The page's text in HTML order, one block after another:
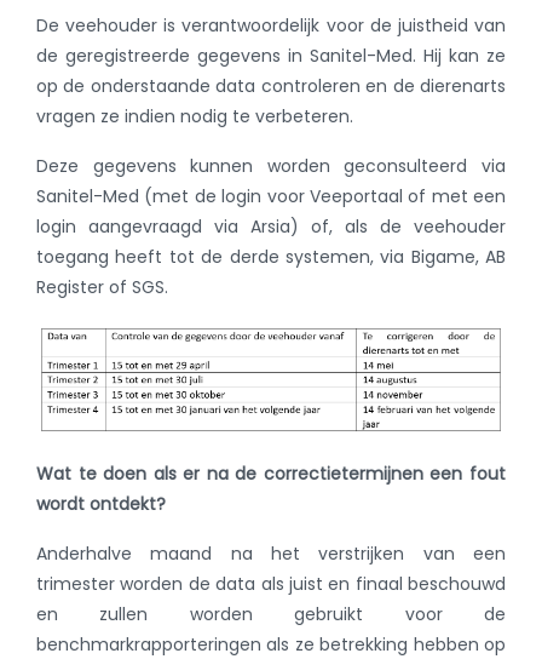
De veehouder is verantwoordelijk voor de juistheid van
de geregistreerde gegevens in Sanitel-Med. Hij kan ze
op de onderstaande data controleren en de dierenarts
vragen ze indien nodig te verbeteren.
Deze gegevens kunnen worden geconsulteerd via
Sanitel-Med (met de login voor Veeportaal of met een
login aangevraagd via Arsia) of, als de veehouder
toegang heeft tot de derde systemen, via Bigame, AB
Register of SGS.
Wat te doen als er na de correctietermijnen een fout
wordt ontdekt?
Anderhalve maand na het verstrijken van een
trimester worden de data als juist en finaal beschouwd
en zullen worden gebruikt voor de
benchmarkrapporteringen als ze betrekking hebben op